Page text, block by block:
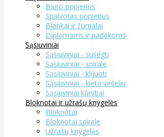
Biuro popierius
Spalvotas popierius
Blankai ir žurnalai
Diplomams ir padėkoms
Sąsiuviniai
Sąsiuviniai - susegti
Sąsiuviniai - spirale
Sąsiuviniai - klijuoti
Sąsiuviniai - kietu viršeliu
Sąsiuviniai kūrybai
Bloknotai ir užrašų knygelės
Bloknotai
Bloknotai spirale
Užrašų knygelės